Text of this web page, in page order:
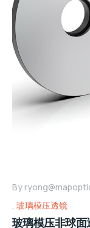
By
玻璃模压透镜
玻璃模压非球面